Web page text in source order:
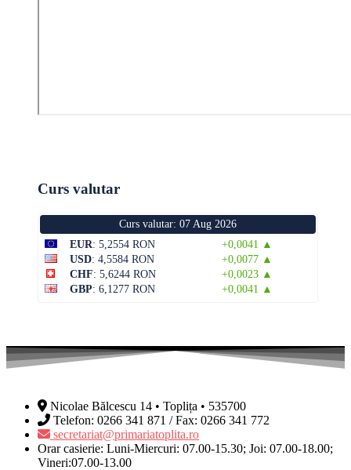
Curs valutar
Curs valutar: 07 Aug 2026
EUR: 5,2554 RON
+0,0041 ▲
USD: 4,5584 RON
+0,0077 ▲
CHF: 5,6244 RON
+0,0023 ▲
GBP: 6,1277 RON +0,0041 ▲
Nicolae Bălcescu 14 • Toplița • 535700
Telefon: 0266 341 871 / Fax: 0266 341 772
secretariat@primariatoplita.ro
Orar casierie: Luni-Miercuri: 07.00-15.30; Joi: 07.00-18.00;
Vineri:07.00-13.00